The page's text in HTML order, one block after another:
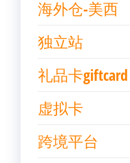
海外仓-美西
独立站
礼品卡giftcard
虚拟卡
跨境平台